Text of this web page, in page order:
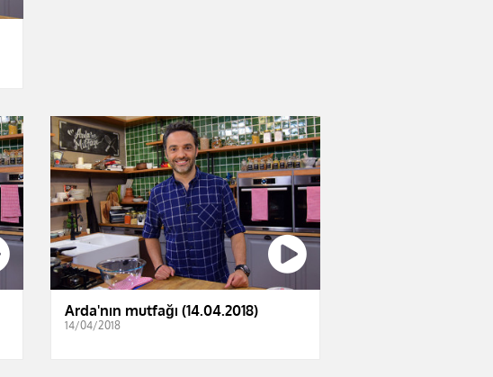
Arda'nın mutfağı (14.04.2018)
14/04/2018